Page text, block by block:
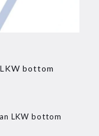
bottom
LKW bottom